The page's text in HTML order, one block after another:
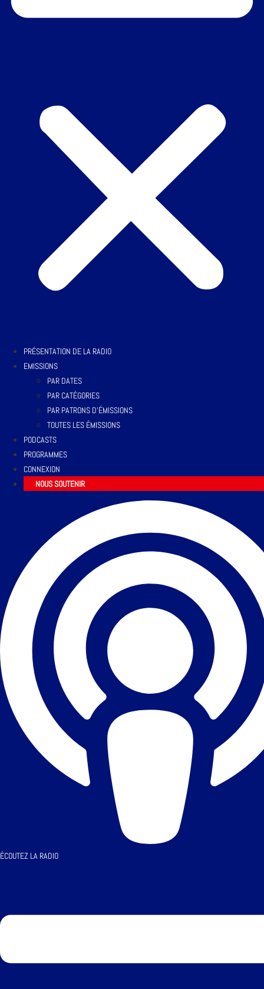
PRÉSENTATION DE LA RADIO
EMISSIONS
PAR DATES
PAR CATÉGORIES
PAR PATRONS D’ÉMISSIONS
TOUTES LES ÉMISSIONS
PODCASTS
PROGRAMMES
CONNEXION
NOUS SOUTENIR
ÉCOUTEZ LA RADIO